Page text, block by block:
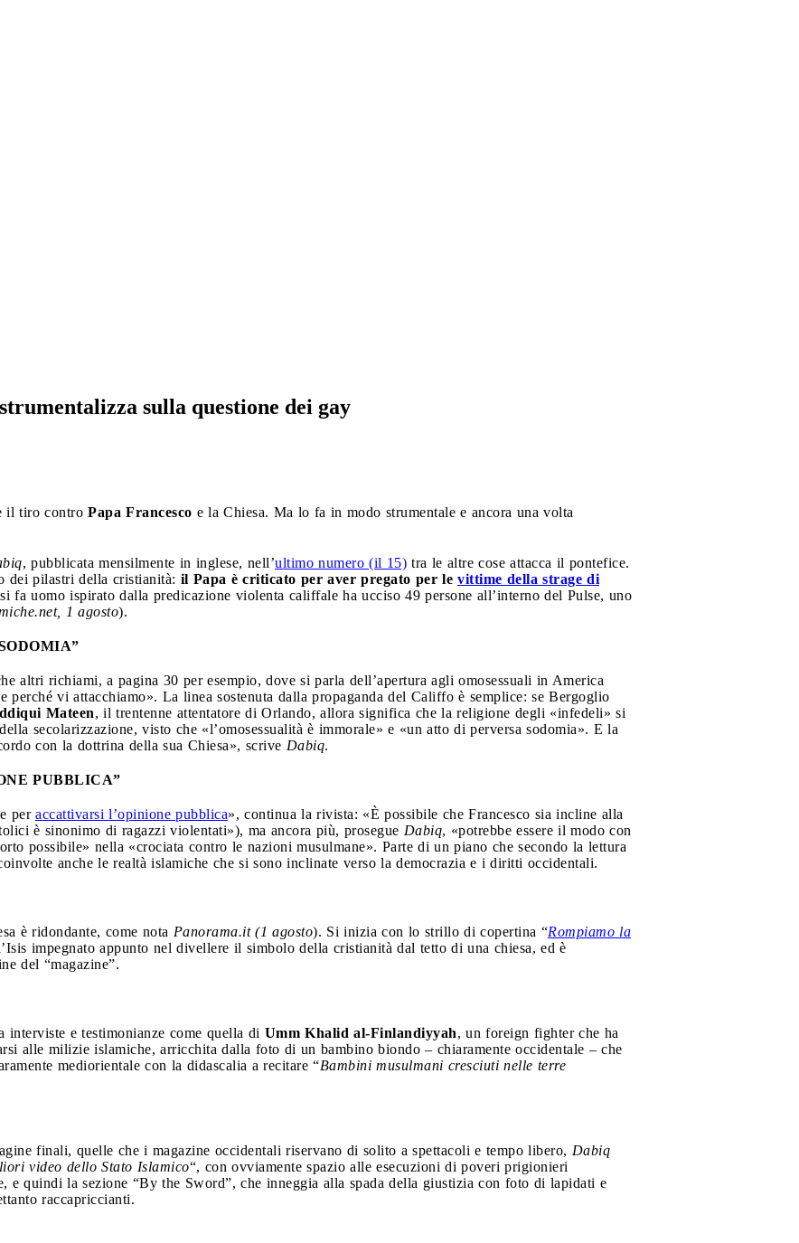
sulla questione dei gay
il tiro contro Papa Francesco e la Chiesa. Ma lo fa in modo strumentale e ancora una volta
, pubblicata mensilmente in inglese, nell’ultimo numero (il 15) tra le altre cose attacca il pontefice.
dei pilastri della cristianità: il Papa è criticato per aver pregato per le vittime della strage di
fa uomo ispirato dalla predicazione violenta califfale ha ucciso 49 persone all’interno del Pulse, uno
1 agosto).
altri richiami, a pagina 30 per esempio, dove si parla dell’apertura agli omosessuali in America
vi attacchiamo». La linea sostenuta dalla propaganda del Califfo è semplice: se Bergoglio
Mateen, il trentenne attentatore di Orlando, allora significa che la religione degli «infedeli» si
secolarizzazione, visto che «l’omosessualità è immorale» e «un atto di perversa sodomia». E la
con la dottrina della sua Chiesa», scrive Dabiq.
PUBBLICA”
per accattivarsi l’opinione pubblica», continua la rivista: «È possibile che Francesco sia incline alla
è sinonimo di ragazzi violentati»), ma ancora più, prosegue Dabiq, «potrebbe essere il modo con
possibile» nella «crociata contro le nazioni musulmane». Parte di un piano che secondo la lettura
anche le realtà islamiche che si sono inclinate verso la democrazia e i diritti occidentali.
è ridondante, come nota Panorama.it (1 agosto). Si inizia con lo strillo di copertina “Rompiamo la
impegnato appunto nel divellere il simbolo della cristianità dal tetto di una chiesa, ed è
del “magazine”.
e testimonianze come quella di Umm Khalid al-Finlandiyyah, un foreign fighter che ha
alle milizie islamiche, arricchita dalla foto di un bambino biondo – chiaramente occidentale – che
mediorientale con la didascalia a recitare “Bambini musulmani cresciuti nelle terre
finali, quelle che i magazine occidentali riservano di solito a spettacoli e tempo libero, Dabiq
video dello Stato Islamico“, con ovviamente spazio alle esecuzioni di poveri prigionieri
e quindi la sezione “By the Sword”, che inneggia alla spada della giustizia con foto di lapidati e
raccapriccianti.